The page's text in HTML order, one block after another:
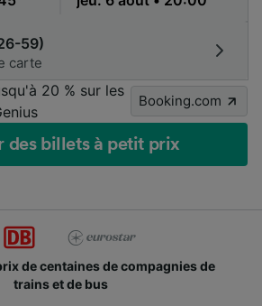
59)
carte
20 % sur les
Booking.com
des billets à petit prix
de centaines de compagnies de
trains et de bus